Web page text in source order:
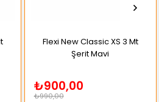
Flexi New Classic XS 3 Mt
Şerit Mavi
₺900,00
₺990,00